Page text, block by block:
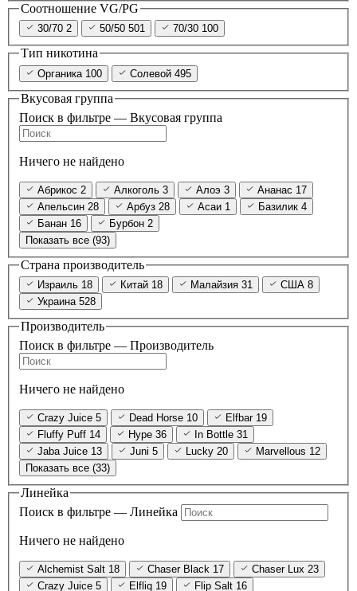
Соотношение VG/PG
30/70 2 50/50 501 70/30 100
Тип никотина
Органика 100 Солевой 495
Вкусовая группа
Поиск в фильтре — Вкусовая группа
Ничего не найдено
Абрикос 2 Алкоголь 3 Алоэ 3 Ананас 17
Апельсин 28 Арбуз 28 Асаи 1 Базилик 4
Банан 16 Бурбон 2
Показать все (93)
Страна производитель
Израиль 18 Китай 18 Малайзия 31 США 8
Украина 528
Производитель
Поиск в фильтре — Производитель
Ничего не найдено
Crazy Juice 5 Dead Horse 10 Elfbar 19
Fluffy Puff 14 Hype 36 In Bottle 31
Jaba Juice 13 Juni 5 Lucky 20 Marvellous 12
Показать все (33)
Линейка
Поиск в фильтре — Линейка
Ничего не найдено
Alchemist Salt 18 Chaser Black 17 Chaser Lux 23
Crazy Juice 5 Elfliq 19 Flip Salt 16